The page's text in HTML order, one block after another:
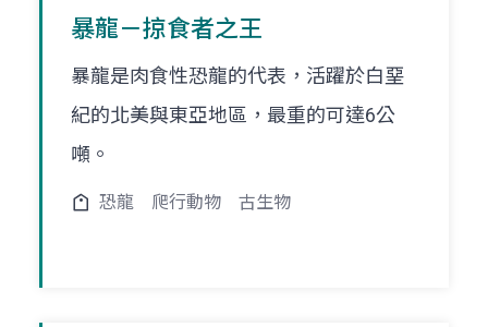
暴龍－掠食者之王
暴龍是肉食性恐龍的代表，活躍於白堊
紀的北美與東亞地區，最重的可達6公
噸。
恐龍 爬行動物 古生物